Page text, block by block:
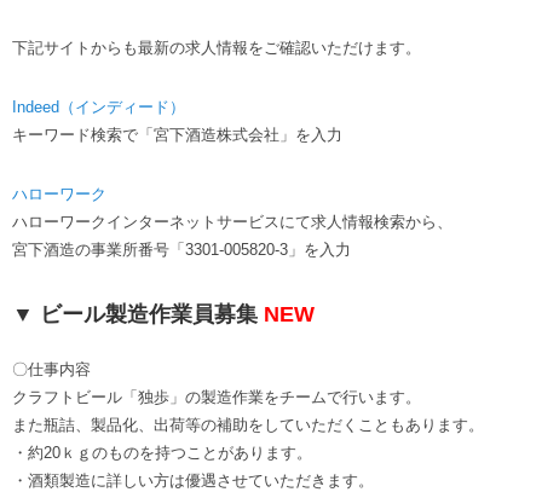
下記サイトからも最新の求人情報をご確認いただけます。
Indeed（インディード）
キーワード検索で「宮下酒造株式会社」を入力
ハローワーク
ハローワークインターネットサービスにて求人情報検索から、
宮下酒造の事業所番号「3301-005820-3」を入力
▼ ビール製造作業員募集 NEW
〇仕事内容
クラフトビール「独歩」の製造作業をチームで行います。
また瓶詰、製品化、出荷等の補助をしていただくこともあります。
・約20ｋｇのものを持つことがあります。
・酒類製造に詳しい方は優遇させていただきます。